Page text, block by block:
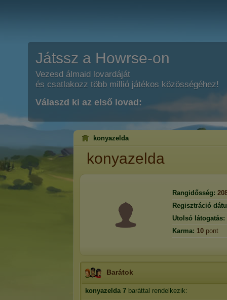
Játssz a Howrse-on
Vezesd álmaid lovardáját
és csatlakozz több millió játékos közösségéhez!
Válaszd ki az első lovad:
konyazelda
konyazelda
Rangidősség:
Regisztráció
Utolsó látogatás:
Karma: 10 pont
Barátok
konyazelda 7 baráttal rendelkezik: